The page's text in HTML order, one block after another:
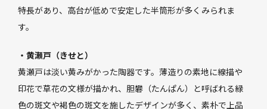
特長があり、高台が低めで安定した半筒形が多くみられま
す。
・黄瀬戸（きせと）
黄瀬戸は淡い黄みがかった陶器です。薄造りの素地に線描や
印花で草花の文様が描かれ、胆礬（たんぱん）と呼ばれる緑
色の斑文や褐色の斑文を施したデザインが多く、素朴で上品